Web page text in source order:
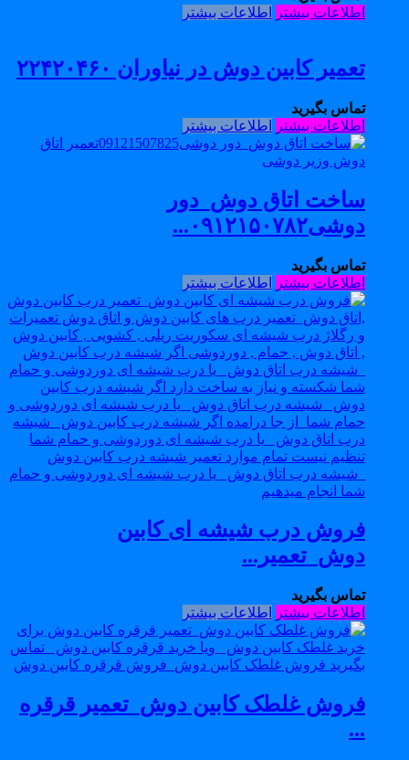
اطلاعات بیشتر اطلاعات بیشتر
تعمیر کابین دوش در نیاوران ۲۲۴۲۰۴۶۰
تماس بگیرید
اطلاعات بیشتر اطلاعات بیشتر
ساخت اتاق دوش_دور
دوشی۰۹۱۲۱۵۰۷۸۲...
تماس بگیرید
اطلاعات بیشتر اطلاعات بیشتر
فروش درب شیشه ای کابین
دوش_تعمیر...
تماس بگیرید
اطلاعات بیشتر اطلاعات بیشتر
فروش غلطک کابین دوش_تعمیر قرقره
...